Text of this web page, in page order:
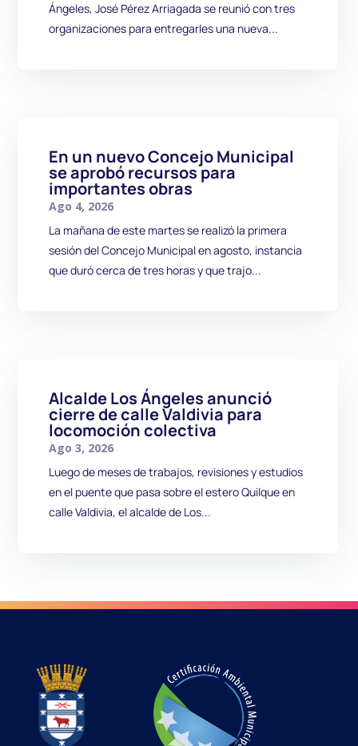
Ángeles, José Pérez Arriagada se reunió con tres
organizaciones para entregarles una nueva...
En un nuevo Concejo Municipal
se aprobó recursos para
importantes obras
Ago 4, 2026
La mañana de este martes se realizó la primera
sesión del Concejo Municipal en agosto, instancia
que duró cerca de tres horas y que trajo...
Alcalde Los Ángeles anunció
cierre de calle Valdivia para
locomoción colectiva
Ago 3, 2026
Luego de meses de trabajos, revisiones y estudios
en el puente que pasa sobre el estero Quilque en
calle Valdivia, el alcalde de Los...